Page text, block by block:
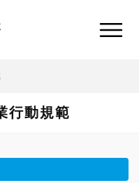
行動規範